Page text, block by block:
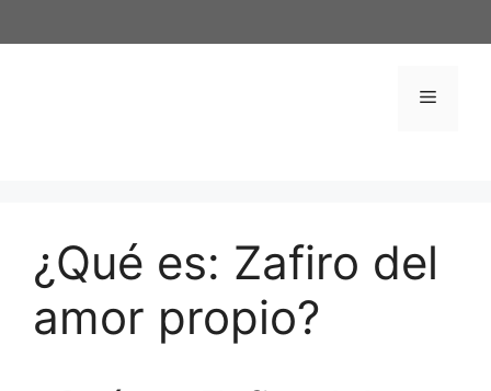
al
Menú
¿Qué es: Zafiro del
amor propio?